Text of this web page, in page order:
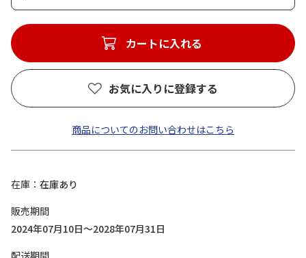
カートに入れる
お気に入りに登録する
商品についてのお問い合わせはこちら
在庫
在庫あり
販売期間
2024年07月10日～2028年07月31日
配送期間